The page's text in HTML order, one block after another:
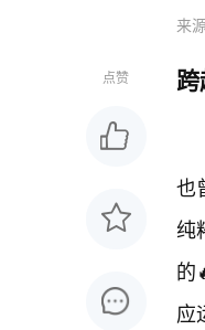
来
点赞
也
纯
的
应